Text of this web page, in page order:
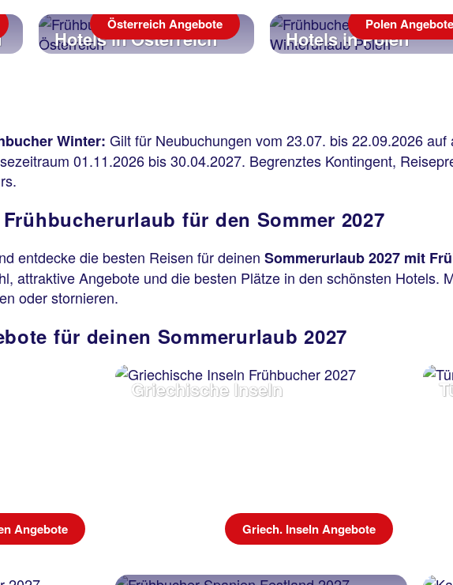
Hotels in Österreich
Österreich Angebote
Hotels in Polen
Polen Angebote
Winter: Gilt für Neubuchungen vom 23.07. bis 22.09.2026
01.11.2026 bis 30.04.2027. Begrenztes Kontingent,
für den Sommer 2027
entdecke die besten Reisen für deinen Sommerurlaub 2027 mit
attraktive Angebote und die besten Plätze in den schönsten Hotels.
oder stornieren.
für deinen Sommerurlaub 2027
Angebote
Griechische Inseln
Griech. Inseln Angebote